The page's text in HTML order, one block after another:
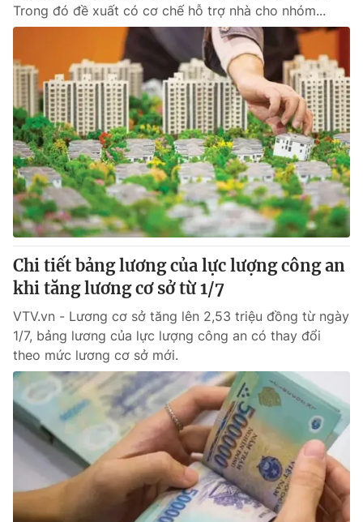
Trong đó đề xuất có cơ chế hỗ trợ nhà cho nhóm...
Chi tiết bảng lương của lực lượng công an
khi tăng lương cơ sở từ 1/7
VTV.vn - Lương cơ sở tăng lên 2,53 triệu đồng từ ngày
1/7, bảng lương của lực lượng công an có thay đổi
theo mức lương cơ sở mới.